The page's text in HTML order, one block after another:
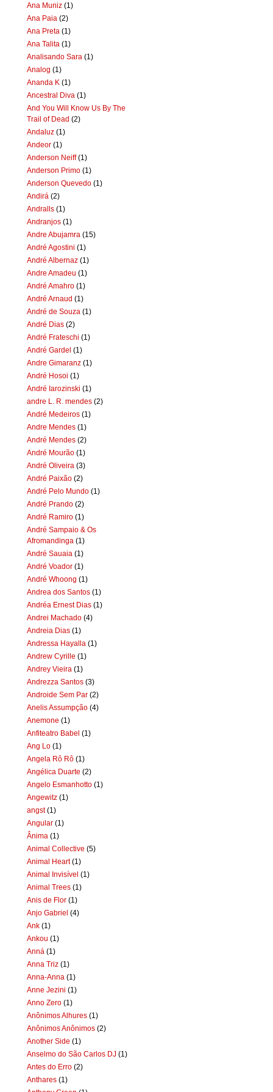
Ana Muniz (1)
Ana Paia (2)
Ana Preta (1)
Ana Talita (1)
Analisando Sara (1)
Analog (1)
Ananda K (1)
Ancestral Diva (1)
And You Will Know Us By The
Trail of Dead (2)
Andaluz (1)
Andeor (1)
Anderson Neiff (1)
Anderson Primo (1)
Anderson Quevedo (1)
Andirá (2)
Andralls (1)
Andranjos (1)
Andre Abujamra (15)
André Agostini (1)
André Albernaz (1)
Andre Amadeu (1)
André Amahro (1)
André Arnaud (1)
André de Souza (1)
André Dias (2)
André Frateschi (1)
André Gardel (1)
Andre Gimaranz (1)
André Hosoi (1)
André Iarozinski (1)
andre L. R. mendes (2)
André Medeiros (1)
Andre Mendes (1)
André Mendes (2)
André Mourão (1)
André Oliveira (3)
André Paixão (2)
André Pelo Mundo (1)
André Prando (2)
André Ramiro (1)
André Sampaio & Os
Afromandinga (1)
André Sauaia (1)
André Voador (1)
André Whoong (1)
Andrea dos Santos (1)
Andréa Ernest Dias (1)
Andrei Machado (4)
Andreia Dias (1)
Andressa Hayalla (1)
Andrew Cyrille (1)
Andrey Vieira (1)
Andrezza Santos (3)
Androide Sem Par (2)
Anelis Assumpção (4)
Anemone (1)
Anfiteatro Babel (1)
Ang Lo (1)
Angela Rô Rô (1)
Angélica Duarte (2)
Angelo Esmanhotto (1)
Angewitz (1)
angst (1)
Angular (1)
Ânima (1)
Animal Collective (5)
Animal Heart (1)
Animal Invisível (1)
Animal Trees (1)
Anis de Flor (1)
Anjo Gabriel (4)
Ank (1)
Ankou (1)
Anná (1)
Anna Triz (1)
Anna-Anna (1)
Anne Jezini (1)
Anno Zero (1)
Anônimos Alhures (1)
Anônimos Anônimos (2)
Another Side (1)
Anselmo do São Carlos DJ (1)
Antes do Erro (2)
Anthares (1)